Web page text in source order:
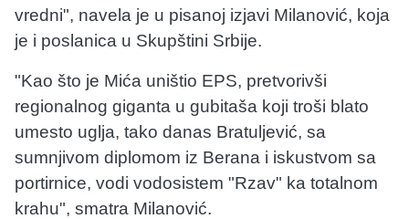
vredni", navela je u pisanoj izjavi Milanović, koja
je i poslanica u Skupštini Srbije.
"Kao što je Mića uništio EPS, pretvorivši
regionalnog giganta u gubitaša koji troši blato
umesto uglja, tako danas Bratuljević, sa
sumnjivom diplomom iz Berana i iskustvom sa
portirnice, vodi vodosistem "Rzav" ka totalnom
krahu", smatra Milanović.